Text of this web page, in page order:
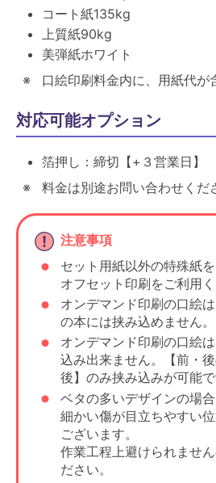
コート紙135kg
上質紙90kg
美弾紙ホワイト
口絵印刷料金内に、用紙代が
対応可能オプション
箔押し：締切【+３営業日】
料金は別途お問い合わせくだ
注意事項
セット用紙以外の特殊紙を
オフセット印刷をご利用く
オンデマンド印刷の口絵
の本には挟み込めません。
オンデマンド印刷の口絵
込み出来ません。【前・
後】のみ挟み込みが可能で
ベタの多いデザインの場
細かい傷が目立ちやすい
ございます。
作業工程上避けられませ
ださい。